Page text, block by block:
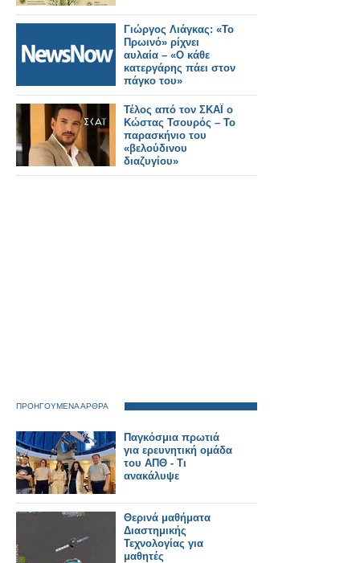
Γιώργος Λιάγκας: «Το
Πρωινό» ρίχνει
αυλαία – «Ο κάθε
κατεργάρης πάει στον
πάγκο του»
Τέλος από τον ΣΚΑΪ ο
Κώστας Τσουρός – Το
παρασκήνιο του
«βελούδινου
διαζυγίου»
ΠΡΟΗΓΟΥΜΕΝΑ ΑΡΘΡΑ
Παγκόσμια πρωτιά
για ερευνητική ομάδα
του ΑΠΘ - Τι
ανακάλυψε
Θερινά μαθήματα
Διαστημικής
Τεχνολογίας για
μαθητές